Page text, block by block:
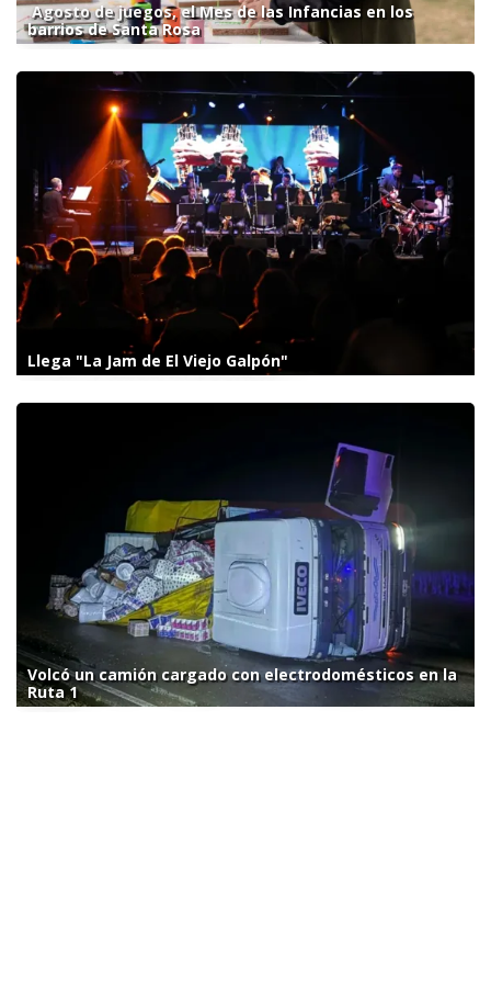
Agosto de juegos, el Mes de las Infancias en los
barrios de Santa Rosa
Llega "La Jam de El Viejo Galpón"
Volcó un camión cargado con electrodomésticos en la
Ruta 1